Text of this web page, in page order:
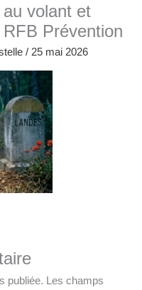
au volant et
Prévention
/ 25 mai 2026
publiée. Les champs